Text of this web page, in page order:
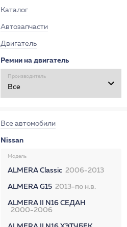
Каталог
Автозапчасти
Двигатель
Ремни на двигатель
Производитель
Все автомобили
Nissan
Модель
ALMERA Classic 2006-2013
ALMERA G15 2013-по н.в.
ALMERA II N16 СЕДАН
2000-2006